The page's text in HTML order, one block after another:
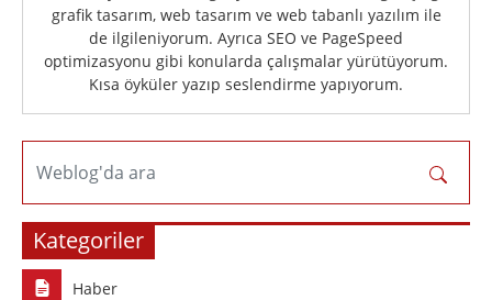
grafik tasarım, web tasarım ve web tabanlı yazılım ile
de ilgileniyorum. Ayrıca SEO ve PageSpeed
optimizasyonu gibi konularda çalışmalar yürütüyorum.
Kısa öyküler yazıp seslendirme yapıyorum.
Weblog'da ara
Kategoriler
Haber